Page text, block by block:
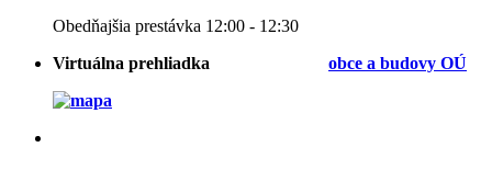
Obedňajšia prestávka 12:00 - 12:30
Virtuálna prehliadka obce a budovy OÚ